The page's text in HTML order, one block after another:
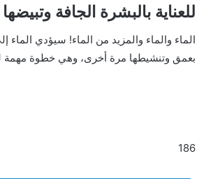
للعناية بالبشرة الجافة وتبيضها
الماء والماء والمزيد من الماء! سيؤدي الماء
بعمق وتنشيطها مرة أخرى، وهي خطوة مهمة
186